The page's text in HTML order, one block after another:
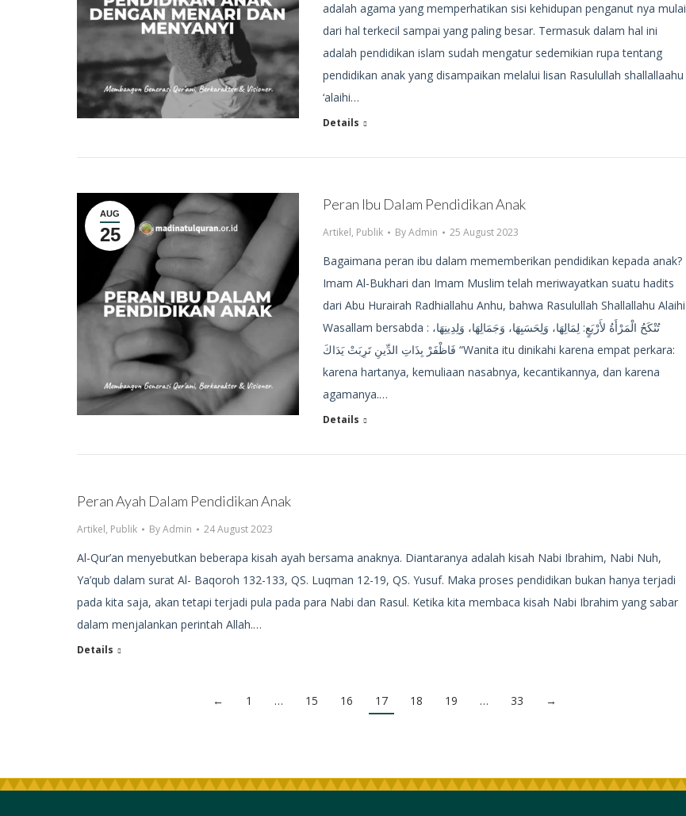
adalah agama yang memperhatikan sisi kehidupan penganut nya mulai
dari hal terkecil sampai yang paling besar. Termasuk dalam hal ini
adalah pendidikan islam sudah mengatur sedemikian rupa tentang
pendidikan anak yang disampaikan melalui lisan Rasulullah shallallaahu
‘alaihi…
Details
AUG
25
Peran Ibu Dalam Pendidikan Anak
Artikel, Publik ByAdmin 25 August 2023
Bagaimana peran ibu dalam mememberikan pendidikan kepada anak?
Imam Al-Bukhari dan Imam Muslim telah meriwayatkan suatu hadits
dari Abu Hurairah Radhiallahu Anhu, bahwa Rasulullah Shallallahu Alaihi
Wasallam bersabda : تُنْكَحُ الْمَرْأَةُ لأَرْبَعٍ: لِمَالِهَا، وَلِحَسَبِهَا، وَجَمَالِهَا، وَلِدِينِهَا،
فَاظْفَرْ بِذَاتِ الدِّينِ تَرِبَتْ يَدَاكَ “Wanita itu dinikahi karena empat perkara:
karena hartanya, kemuliaan nasabnya, kecantikannya, dan karena
agamanya.…
Details
Peran Ayah Dalam Pendidikan Anak
Artikel, Publik ByAdmin 24 August 2023
Al-Qur’an menyebutkan beberapa kisah ayah bersama anaknya. Diantaranya adalah kisah Nabi Ibrahim, Nabi Nuh,
Ya’qub dalam surat Al- Baqoroh 132-133, QS. Luqman 12-19, QS. Yusuf. Maka proses pendidikan bukan hanya terjadi
pada kita saja, akan tetapi terjadi pula pada para Nabi dan Rasul. Ketika kita membaca kisah Nabi Ibrahim yang sabar
dalam menjalankan perintah Allah.…
Details
← 1 … 15 16 17 18 19 … 33 →